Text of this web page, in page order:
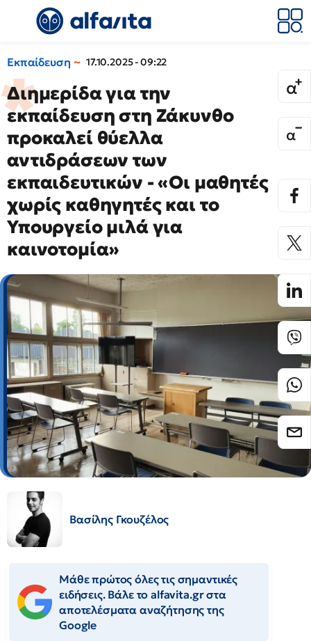
Εκπαίδευση 17.10.2025 - 09:22
Διημερίδα για την
εκπαίδευση στη Ζάκυνθο
προκαλεί θύελλα
αντιδράσεων των
εκπαιδευτικών - «Οι μαθητές
χωρίς καθηγητές και το
Υπουργείο μιλά για
καινοτομία»
Βασίλης Γκουζέλος
Μάθε πρώτος όλες τις σημαντικές
ειδήσεις. Βάλε το alfavita.gr στα
αποτελέσματα αναζήτησης της
Google